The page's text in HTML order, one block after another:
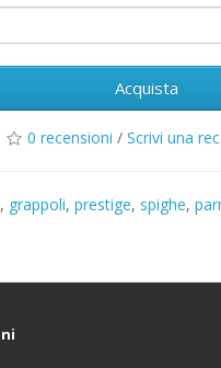
Acquista
0 recensioni / Scrivi una
, grappoli, prestige, spighe,